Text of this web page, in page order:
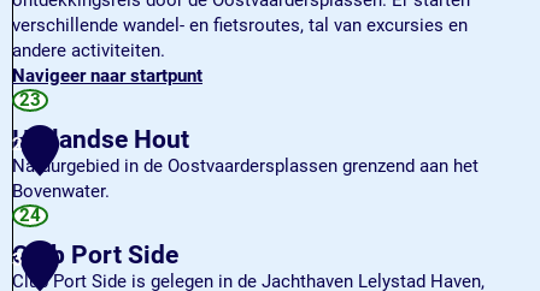
verschillende wandel- en fietsroutes, tal van excursies en
andere activiteiten.
Navigeer naar startpunt
B
u
i
t
e
n
c
e
23
2
Hollandse Hout
Natuurgebied in de Oostvaardersplassen grenzend aan het
Bovenwater.
H
o
l
24
3
Club Port Side
Club Port Side is gelegen in de Jachthaven Lelystad Haven,